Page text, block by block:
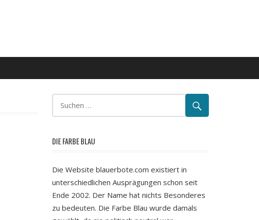
DIE FARBE BLAU
Die Website blauerbote.com existiert in
unterschiedlichen Ausprägungen schon seit
Ende 2002. Der Name hat nichts Besonderes
zu bedeuten. Die Farbe Blau wurde damals